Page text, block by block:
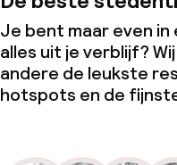
Je bent maar even in
alles uit je verblijf?
andere de leukste
hotspots en de